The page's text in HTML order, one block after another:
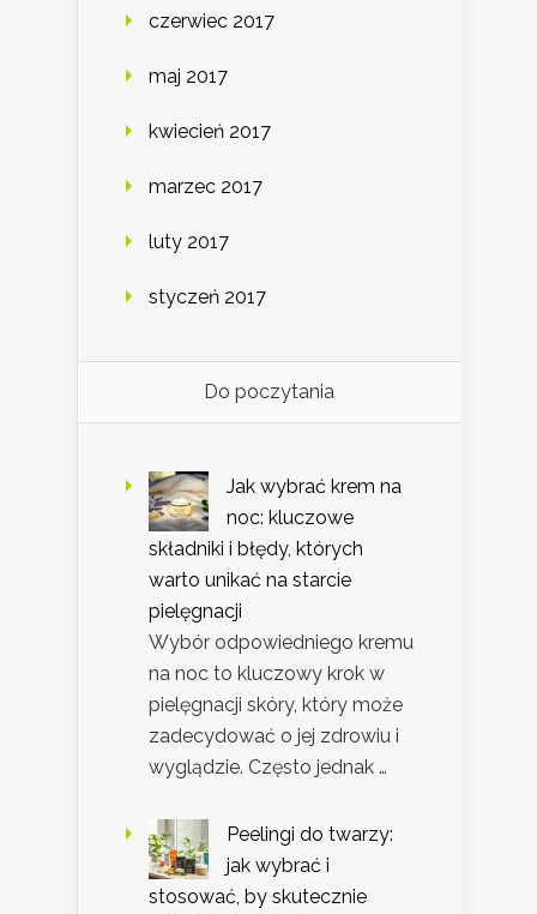
czerwiec 2017
maj 2017
kwiecień 2017
marzec 2017
luty 2017
styczeń 2017
Do poczytania
Jak wybrać krem na
noc: kluczowe
składniki i błędy, których
warto unikać na starcie
pielęgnacji
Wybór odpowiedniego kremu
na noc to kluczowy krok w
pielęgnacji skóry, który może
zadecydować o jej zdrowiu i
wyglądzie. Często jednak …
Peelingi do twarzy:
jak wybrać i
stosować, by skutecznie